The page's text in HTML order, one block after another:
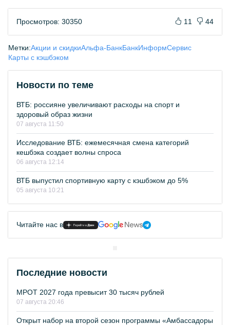
Просмотров: 30350 11 44
Метки:Акции и скидкиАльфа-БанкБанкИнформСервис
Карты с кэшбэком
Новости по теме
ВТБ: россияне увеличивают расходы на спорт и
здоровый образ жизни
07 августа 11:50
Исследование ВТБ: ежемесячная смена категорий
кешбэка создает волны спроса
06 августа 12:14
ВТБ выпустил спортивную карту с кэшбэком до 5%
05 августа 10:21
Читайте нас в
Последние новости
МРОТ 2027 года превысит 30 тысяч рублей
07 августа 20:46
Открыт набор на второй сезон программы «Амбассадоры